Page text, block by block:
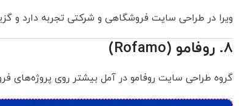
ویرا در طراحی سایت فروشگاهی و شرکتی تجربه دارد و
۸. روفامو (Rofamo)
گروه طراحی سایت روفامو در آمل بیشتر روی